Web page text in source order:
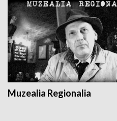
Muzealia Regionalia